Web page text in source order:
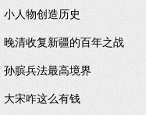
小人物创造历史
晚清收复新疆的百年之战
孙膑兵法最高境界
大宋咋这么有钱